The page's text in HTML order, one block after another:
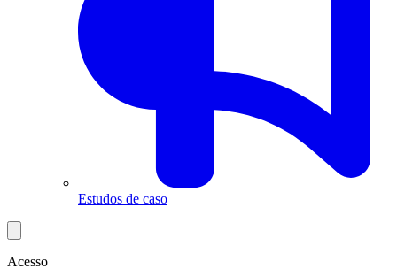
Estudos de caso
Acesso